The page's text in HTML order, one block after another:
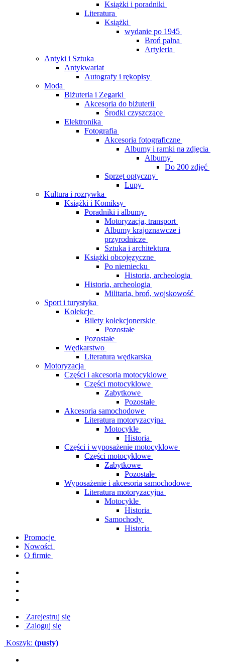
Książki i poradniki
Literatura
Książki
wydanie po 1945
Broń palna
Artyleria
Antyki i Sztuka
Antykwariat
Autografy i rękopisy
Moda
Biżuteria i Zegarki
Akcesoria do biżuterii
Środki czyszczące
Elektronika
Fotografia
Akcesoria fotograficzne
Albumy i ramki na zdjęcia
Albumy
Do 200 zdjęć
Sprzęt optyczny
Lupy
Kultura i rozrywka
Książki i Komiksy
Poradniki i albumy
Motoryzacja, transport
Albumy krajoznawcze i
przyrodnicze
Sztuka i architektura
Książki obcojęzyczne
Po niemiecku
Historia, archeologia
Historia, archeologia
Militaria, broń, wojskowość
Sport i turystyka
Kolekcje
Bilety kolekcjonerskie
Pozostałe
Pozostałe
Wędkarstwo
Literatura wędkarska
Motoryzacja
Części i akcesoria motocyklowe
Części motocyklowe
Zabytkowe
Pozostałe
Akcesoria samochodowe
Literatura motoryzacyjna
Motocykle
Historia
Części i wyposażenie motocyklowe
Części motocyklowe
Zabytkowe
Pozostałe
Wyposażenie i akcesoria samochodowe
Literatura motoryzacyjna
Motocykle
Historia
Samochody
Historia
Promocje
Nowości
O firmie
Zarejestruj się
Zaloguj się
Koszyk: (pusty)